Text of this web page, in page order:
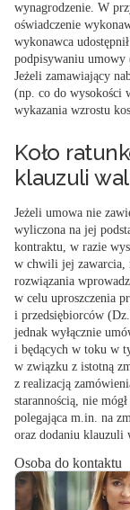
wynagrodzenie. W
oświadczenie
wykonawca
podpisywaniu
Jeżeli zamawiający
(np. co do wysokości
wykazania wzrostu
Koło
klauzuli
Jeżeli umowa nie
wyliczona na jej
kontraktu, w razie
w chwili jej zawarcia,
rozwiązania
w celu uproszczenia
i przedsiębiorców
jednak wyłącznie
i będących w toku w
w związku z istotną
z realizacją
starannością, nie
polegająca m.in. na
oraz dodaniu klauzuli
Osoba do kontaktu